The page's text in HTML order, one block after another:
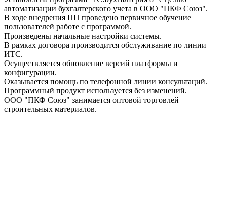
автоматизации бухгалтерского учета в ООО "ПКФ Союз".
В ходе внедрения ПП проведено первичное обучение
пользователей работе с программой.
Произведены начальные настройки системы.
В рамках договора производится обслуживание по линии
ИТС.
Осуществляется обновление версий платформы и
конфигурации.
Оказывается помощь по телефонной линии консультаций.
Программный продукт используется без изменений.
ООО "ПКФ Союз" занимается оптовой торговлей
строительных материалов.